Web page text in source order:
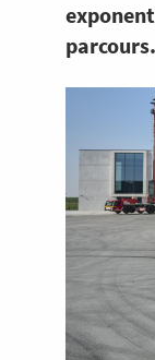
parcours.